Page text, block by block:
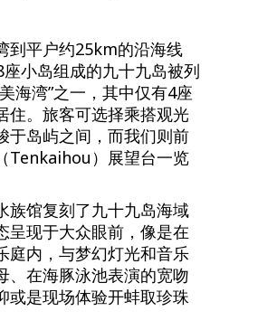
到平户约25km的沿海线
座小岛组成的九十九岛被列
海湾”之一，其中仅有4座
住。旅客可选择乘搭观光
于岛屿之间，而我们则前
Tenkaihou）展望台一览
族馆复刻了九十九岛海域
呈现于大众眼前，像是在
庭内，与梦幻灯光和音乐
、在海豚泳池表演的宽吻
或是现场体验开蚌取珍珠